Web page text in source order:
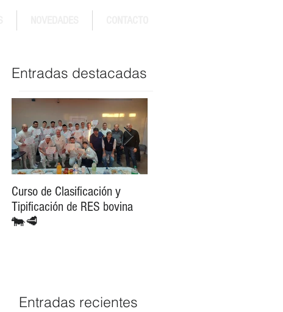
Entradas destacadas
Curso de Clasificación y
Tipificación de RES bovina
🐄🥩
Entradas recientes